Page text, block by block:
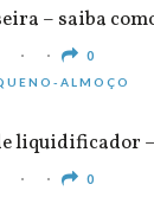
– saiba
0
ALMOÇO
liquidificador
0